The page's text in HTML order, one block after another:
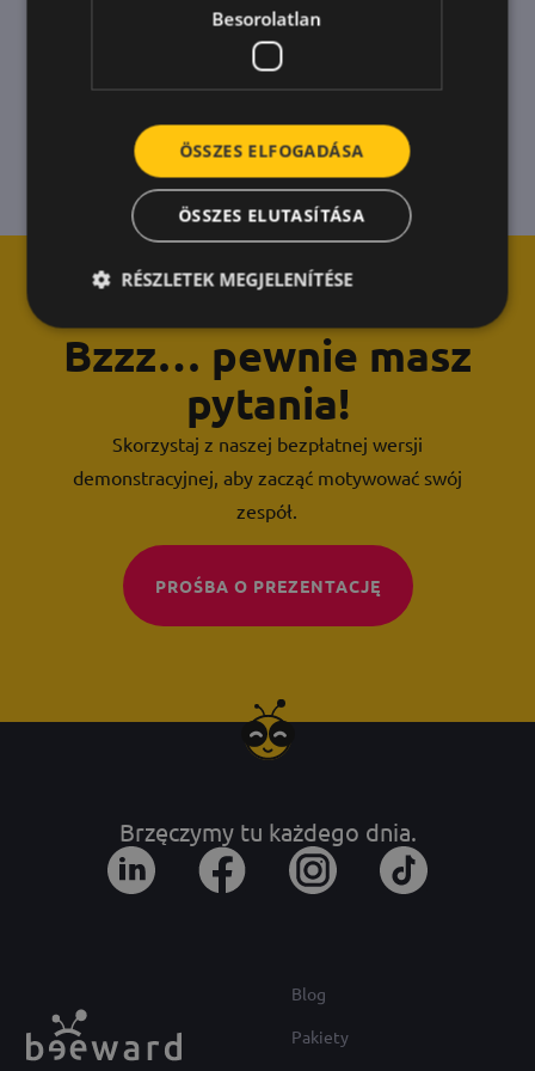
Bzzz… pewnie masz
pytania!
Skorzystaj z naszej bezpłatnej wersji
demonstracyjnej, aby zacząć motywować swój
zespół.
PROŚBA O PREZENTACJĘ
Brzęczymy tu każdego dnia.
Blog
Pakiety
Besorolatlan
ÖSSZES ELFOGADÁSA
ÖSSZES ELUTASÍTÁSA
RÉSZLETEK MEGJELENÍTÉSE